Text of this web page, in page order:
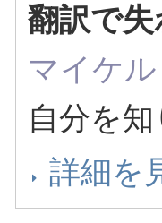
翻訳で
マイケ
自分を
詳細を